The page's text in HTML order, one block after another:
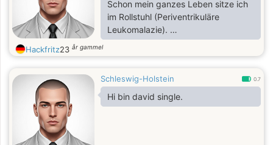
Schon mein ganzes Leben sitze ich
im Rollstuhl (Periventrikuläre
Leukomalazie).
Musik: Metal höre ich schon mehr als
mein halbes Leben, ist also ein
Außerdem mag ich gerne Handbike
fahren. Ich bin gerne in der Natur
unterwegs.
Hackfritz23 år gammel
Schleswig-Holstein 0.7
Hi bin david single.